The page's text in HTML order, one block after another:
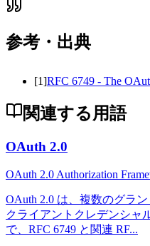
参考・出典
[1]RFC 6749 - The
関連する用語
OAuth 2.0
OAuth 2.0 Authorization
OAuth 2.0 は、複数のグラ
クライアントクレデンシャ
で、RFC 6749 と関連 RF...